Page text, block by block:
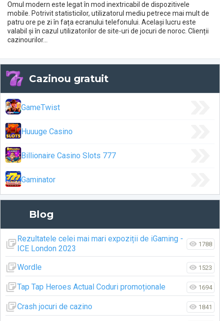
2 years, 4 months ago 1070
Omul modern este legat în mod inextricabil de dispozitivele
mobile. Potrivit statisticilor, utilizatorul mediu petrece mai mult de
patru ore pe zi în fața ecranului telefonului. Același lucru este
valabil și în cazul utilizatorilor de site-uri de jocuri de noroc. Clienții
cazinourilor…
Cazinou gratuit
GameTwist
Huuuge Casino
Billionaire Casino Slots 777
Gaminator
Blog
Rezultatele celei mai mari expoziții de iGaming -
ICE London 2023
1788
Wordle 1523
Tap Tap Heroes Actual Coduri promoționale 1694
Crash jocuri de cazino 1841